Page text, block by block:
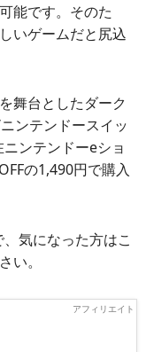
能です。そのた
いゲームだと尻込
舞台としたダーク
ンテンドースイッ
ンテンドーeショ
の1,490円で購入
気になった方はこ
い。